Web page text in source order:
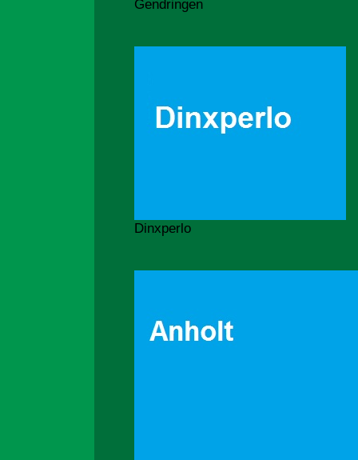
Gendringen
Dinxperlo